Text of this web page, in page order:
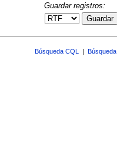
Guardar registros:
Guardar
Búsqueda CQL